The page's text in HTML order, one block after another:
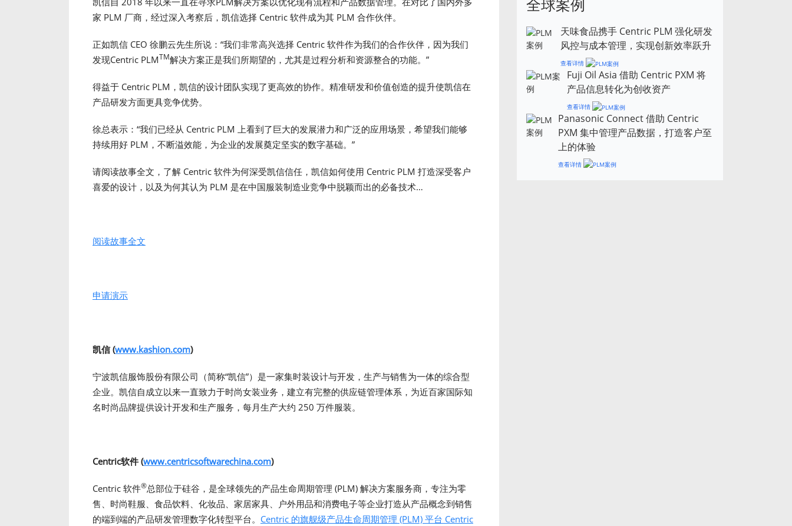
家 PLM 厂商，经过深入考察后，凯信选择 Centric 软件成为其 PLM 合作伙伴。
正如凯信 CEO 徐鹏云先生所说：“我们非常高兴选择 Centric 软件作为我们的合作伙伴，因为我们
发现Centric PLMTM解决方案正是我们所期望的，尤其是过程分析和资源整合的功能。”
得益于 Centric PLM，凯信的设计团队实现了更高效的协作。精准研发和价值创造的提升使凯信在
产品研发方面更具竞争优势。
徐总表示：“我们已经从 Centric PLM 上看到了巨大的发展潜力和广泛的应用场景，希望我们能够
持续用好 PLM，不断溢效能，为企业的发展奠定坚实的数字基础。”
请阅读故事全文，了解 Centric 软件为何深受凯信信任，凯信如何使用 Centric PLM 打造深受客户
喜爱的设计，以及为何其认为 PLM 是在中国服装制造业竞争中脱颖而出的必备技术…
阅读故事全文
申请演示
凯信 (www.kashion.com)
宁波凯信服饰股份有限公司（简称“凯信”）是一家集时装设计与开发，生产与销售为一体的综合型
企业。凯信自成立以来一直致力于时尚女装业务，建立有完整的供应链管理体系，为近百家国际知
名时尚品牌提供设计开发和生产服务，每月生产大约 250 万件服装。
Centric软件 (www.centricsoftwarechina.com)
Centric 软件®总部位于硅谷，是全球领先的产品生命周期管理 (PLM) 解决方案服务商，专注为零
售、时尚鞋服、食品饮料、化妆品、家居家具、户外用品和消费电子等企业打造从产品概念到销售
的端到端的产品研发管理数字化转型平台。 Centric 的旗舰级产品生命周期管理 (PLM) 平台 Centric
全球案例
天味食品携手 Centric PLM 强化研发
风控与成本管理，实现创新效率跃升
查看详情
Fuji Oil Asia 借助 Centric PXM 将
产品信息转化为创收资产
查看详情
Panasonic Connect 借助 Centric
PXM 集中管理产品数据，打造客户至
上的体验
查看详情